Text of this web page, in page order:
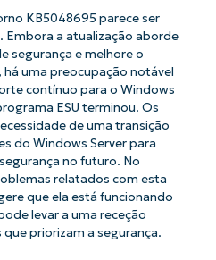
KB5048695 parece ser
a atualização aborde
segurança e melhore o
uma preocupação notável
contínuo para o Windows
ESU terminou. Os
de uma transição
do Windows Server para
no futuro. No
relatados com esta
que ela está funcionando
levar a uma receção
priorizam a segurança.